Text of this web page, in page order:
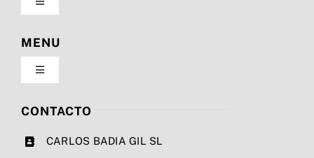
Toggle
Navigation
Política de privacidad
Condiciones de uso
MENU
Toggle
Navigation
Nosotros
CONTACTO
CARLOS BADIA GIL SL